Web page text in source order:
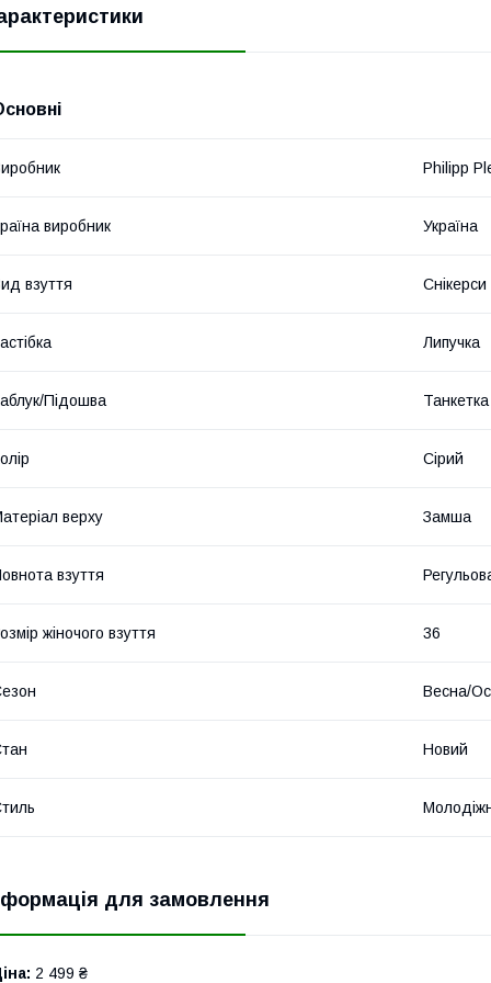
Philipp
виробник Україна
взуття Снікерси
Липучка
Підошва Танкетка
Сірий
верху Замша
взуття
жіночого взуття 36
Весна/
Новий
для замовлення
2 499 ₴